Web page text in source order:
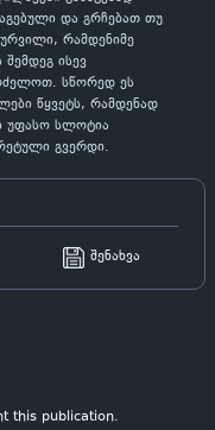
და გრჩებათ თუ
რამდენიმე
შემდეგ ისევ
სწორედ ეს
წყვეტს, რამდენად
უფასო სლოტია
გვერდი.
შენახვა
this publication.